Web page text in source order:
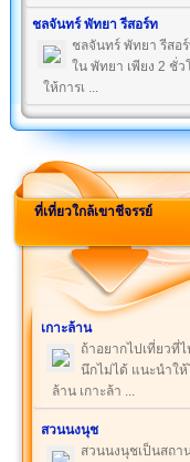
ชลจันทร์ พัทยา รีสอร์ท
ชลจันทร์ พัทยา รีสอ
ใน พัทยา เพียง 2 ชั่ว
ให้การเ ...
ที่เที่ยวใกล้เขาชีจรรย์
เกาะล้าน
ถ้าอยากไปเที่ยวที่
นึกไม่ได้ แนะนำให้
ล้าน เกาะล้า ...
สวนนงนุช
สวนนงนุชเป็นสถา